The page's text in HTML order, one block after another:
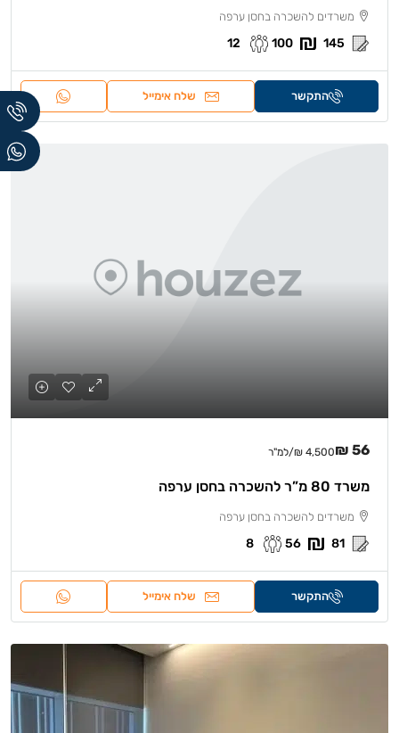
משרדים להשכרה בחסן ערפה
145
100
12
התקשר שלח אימייל
56 ₪
4,500 ₪ /למ"ר
משרד 80 מ”ר להשכרה בחסן ערפה
משרדים להשכרה בחסן ערפה
81
56
8
התקשר שלח אימייל